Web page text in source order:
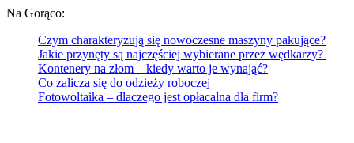
Na Gorąco:
Czym charakteryzują się nowoczesne maszyny pakujące?
Jakie przynęty są najczęściej wybierane przez wędkarzy?
Kontenery na złom – kiedy warto je wynająć?
Co zalicza się do odzieży roboczej
Fotowoltaika – dlaczego jest opłacalna dla firm?